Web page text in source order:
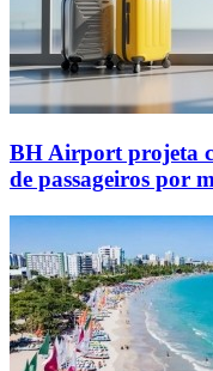
BH Airport projeta
de passageiros por